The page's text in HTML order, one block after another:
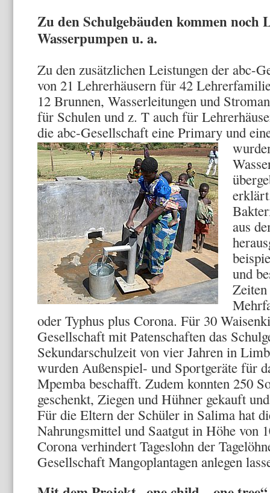
Zu den Schulgebäuden kommen noch
Wasserpumpen u. a.
Zu den zusätzlichen Leistungen der abc-
von 21 Lehrerhäusern für 42
12 Brunnen, Wasserleitungen und
für Schulen und z. T auch für
die abc-Gesellschaft eine Primary und
aus
und
oder Typhus plus Corona. Für 30
Gesellschaft mit Patenschaften das
Sekundarschulzeit von vier Jahren in
wurden Außenspiel- und Sportgeräte für
Mpemba beschafft. Zudem konnten 250
geschenkt, Ziegen und Hühner gekauft
Für die Eltern der Schüler in Salima hat
Nahrungsmittel und Saatgut in Höhe von
Corona verhindert Tageslohn der
Gesellschaft Mangoplantagen anlegen